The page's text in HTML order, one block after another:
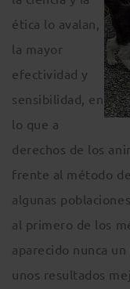
ética lo avalan,
la mayor
efectividad y
sensibilidad, en
lo que a
derechos de los
frente al método
algunas
al primero de los
aparecido nunca
unos resultados